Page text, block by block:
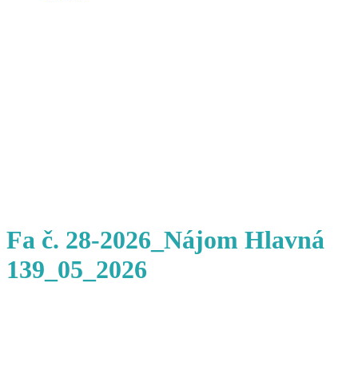
Fa č. 28-2026_Nájom Hlavná
139_05_2026